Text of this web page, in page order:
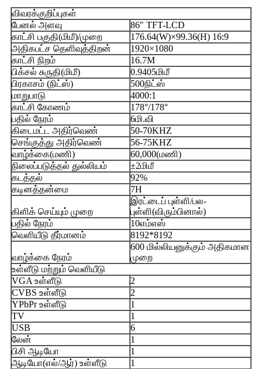
விவரக்குறிப்புகள்
பேனல் அளவு
86" TFT-LCD
காட்சி பகுதி(மிமீ)/முறை
176.64(W)×99.36(H) 16:9
அதிகபட்ச தெளிவுத்திறன்
1920×1080
காட்சி நிறம்
16.7M
பிக்சல் சுருதி(மிமீ)
0.9405மிமீ
பிரகாசம் (நிட்ஸ்)
500நிட்ஸ்
மாறுபாடு
4000:1
காட்சி கோணம்
178°/178°
பதில் நேரம்
6மி.வி
கிடைமட்ட அதிர்வெண்
50-70KHZ
செங்குத்து அதிர்வெண்
56-75KHZ
வாழ்க்கை(மணி)
60,000(மணி)
நிலைப்படுத்தல் துல்லியம்
±2மிமீ
கடத்தல்
92%
கடினத்தன்மை
7H
கிளிக் செய்யும் முறை
இரட்டைப் புள்ளி/பல-
புள்ளி(விரும்பினால்)
பதில் நேரம்
10எம்எஸ்
வெளியீடு தீர்மானம்
8192*8192
வாழ்க்கை நேரம்
600 மில்லியனுக்கும் அதிகமான
முறை
உள்ளீடு மற்றும் வெளியீடு
VGA உள்ளீடு
2
CVBS உள்ளீடு
2
YPbPr உள்ளீடு
1
TV
1
USB
6
லேன்
1
பிசி ஆடியோ
1
ஆடியோ(எல்/ஆர்) உள்ளீடு
1